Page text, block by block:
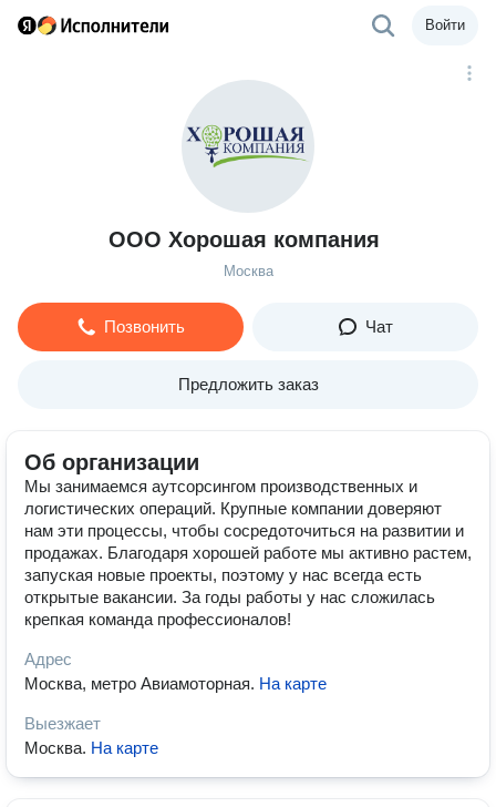
Войти
ООО Хорошая компания
Москва
Позвонить Чат
Предложить заказ
Об организации
Мы занимаемся аутсорсингом производственных и
логистических операций. Крупные компании доверяют
нам эти процессы, чтобы сосредоточиться на развитии и
продажах. Благодаря хорошей работе мы активно растем,
запуская новые проекты, поэтому у нас всегда есть
открытые вакансии. За годы работы у нас сложилась
крепкая команда профессионалов!
Адрес
Москва, метро Авиамоторная. На карте
Выезжает
Москва. На карте